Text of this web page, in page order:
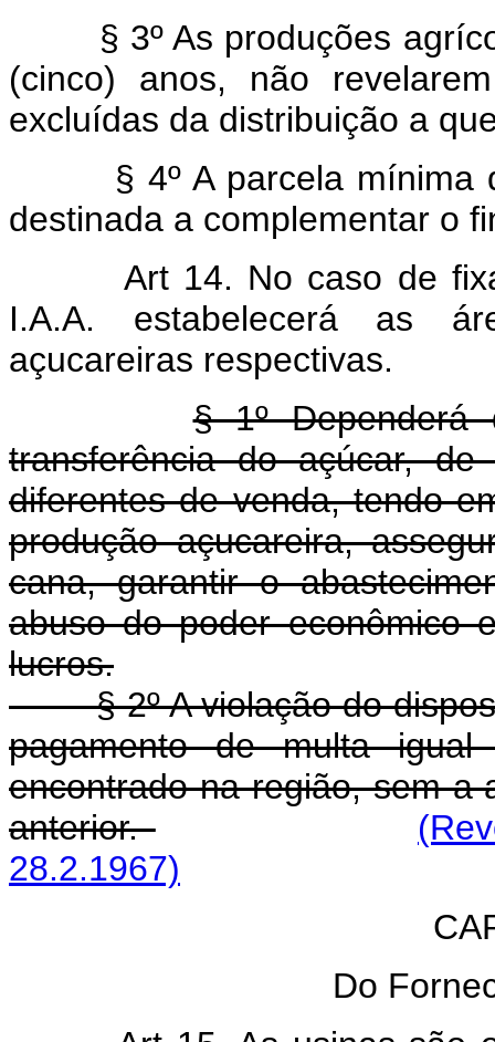
§ 3º As produções
(cinco) anos, não
excluídas da distribuição a
§ 4º A parcela mínima
destinada a complementar o
Art 14. No caso de
I.A.A. estabelecerá as
açucareiras respectivas.
§ 1º Dependerá
transferência do açúcar,
diferentes de venda, tendo
produção açucareira,
cana, garantir o
abuso do poder econômico
lucros.
§ 2º A violação do
pagamento de multa
encontrado na região, sem a
anterior.
28.2.1967)
Do